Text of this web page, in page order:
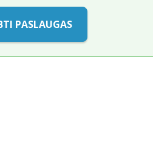
PASLAUGAS